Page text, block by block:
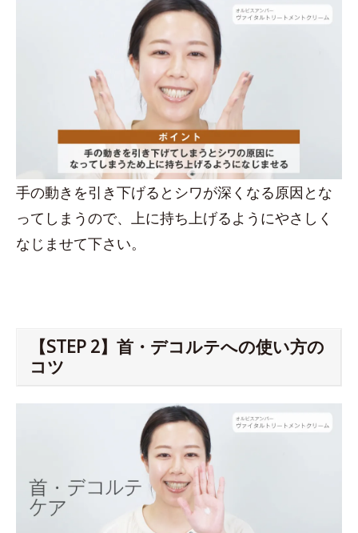
手の動きを引き下げるとシワが深くなる原因とな
ってしまうので、上に持ち上げるようにやさしく
なじませて下さい。
【STEP 2】首・デコルテへの使い方の
コツ